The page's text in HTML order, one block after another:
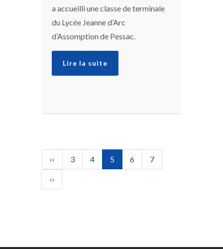
a accueilli une classe de terminale
du Lycée Jeanne d’Arc
d’Assomption de Pessac.
Lire la suite
Page
précédente
‹‹ Page
3 Page
4
Page
actuelle
5 Page
6 Page
7
Page
suivante
››